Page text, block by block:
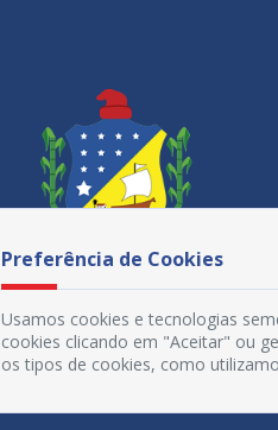
Preferência de Cookies
Usamos cookies e tecnologias
cookies clicando em "Aceitar" ou
os tipos de cookies, como